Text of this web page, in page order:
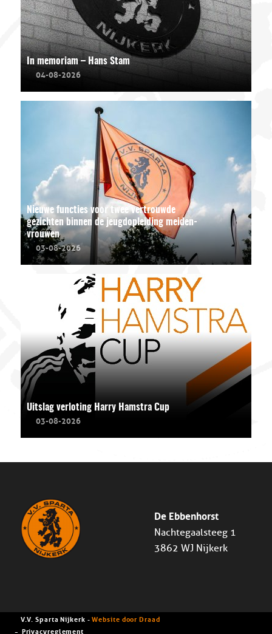
In memoriam – Hans Stam
04-08-2026
Nieuwe functies voor twee vertrouwde
gezichten binnen de jeugdopleiding meiden-
vrouwen
03-08-2026
Uitslag verloting Harry Hamstra Cup
03-08-2026
De Ebbenhorst
Nachtegaalsteeg 1
3862 WJ Nijkerk
V.V. Sparta Nijkerk -Website door Draad
Privacyreglement